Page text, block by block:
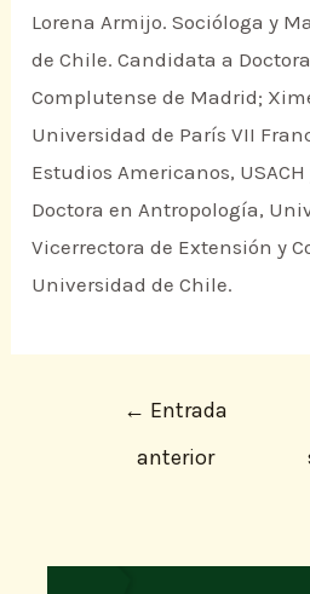
Lorena Armijo. Socióloga y
de Chile. Candidata a
Complutense de Madrid;
Universidad de París VII
Estudios Americanos,
Doctora en Antropología,
Vicerrectora de Extensión y
Universidad de Chile.
← Entrada
anterior